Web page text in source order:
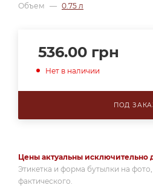
Объем — 0.75 л
536.00 грн
Нет в наличии
ПОД
Цены актуальны исключительно
Этикетка и форма бутылки на
фактического.